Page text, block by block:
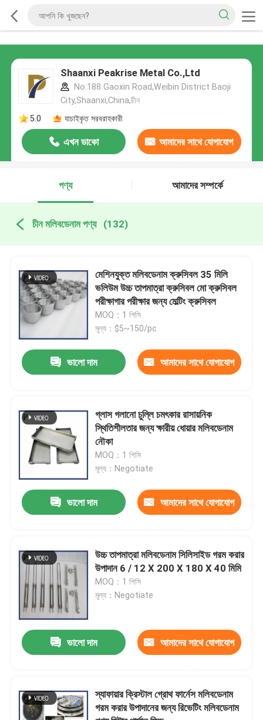
Shaanxi Peakrise Metal Co.,Ltd
No.188 Gaoxin Road,Weibin District Baoji
City,Shaanxi,China,চীন
5.0
যাচাইকৃত সরবরাহকারী
এখন ডাকো আমাদের সাথে যোগাযোগ
পণ্য
আমাদের সম্পর্কে
চীন মলিবডেনাম পণ্য (132)
মেশিনযুক্ত মলিবডেনাম ক্রুসিবল 35 মিলি
ভলিউম উচ্চ তাপমাত্রা ক্রুসিবল মো ক্রুসিবল
পরীক্ষাগার পরীক্ষার জন্য মেল্টিং ক্রুসিবল
MOQ：1 পিসি
মূল্য：$5~150/pc
ভালো দাম আমাদের সাথে যোগাযোগ
গ্লাস গলানো চুল্লি চমৎকার রাসায়নিক
স্থিতিশীলতার জন্য ক্ষারীয় ধোয়ার মলিবডেনাম
নৌকা
MOQ：1 পিসি
মূল্য：Negotiate
ভালো দাম আমাদের সাথে যোগাযোগ
উচ্চ তাপমাত্রা মলিবডেনাম সিলিসাইড গরম করার
উপাদান 6 / 12 X 200 X 180 X 40 মিমি
MOQ：1 পিসি
মূল্য：Negotiate
ভালো দাম আমাদের সাথে যোগাযোগ
স্যাফায়ার ক্রিস্টাল গ্রোথ ফার্নেস মলিবডেনাম
গরম করার উপাদানের জন্য রিভেটিং মলিবডেনাম